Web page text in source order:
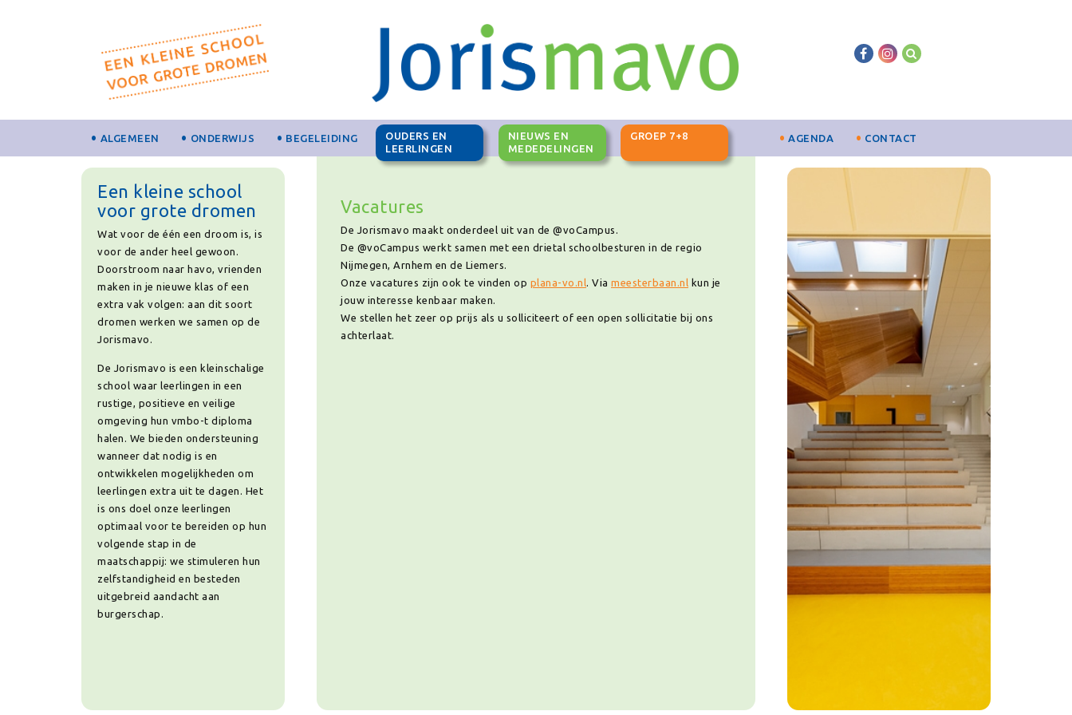
ALGEMEEN ONDERWIJS BEGELEIDING
OUDERS EN
LEERLINGEN
NIEUWS EN
MEDEDELINGEN
GROEP 7+8 AGENDA CONTACT
Een kleine school
voor grote dromen
Wat voor de één een droom is, is
voor de ander heel gewoon.
Doorstroom naar havo, vrienden
maken in je nieuwe klas of een
extra vak volgen: aan dit soort
dromen werken we samen op de
Jorismavo.
De Jorismavo is een kleinschalige
school waar leerlingen in een
rustige, positieve en veilige
omgeving hun vmbo-t diploma
halen. We bieden ondersteuning
wanneer dat nodig is en
ontwikkelen mogelijkheden om
leerlingen extra uit te dagen. Het
is ons doel onze leerlingen
optimaal voor te bereiden op hun
volgende stap in de
maatschappij: we stimuleren hun
zelfstandigheid en besteden
uitgebreid aandacht aan
burgerschap.
Vacatures
De Jorismavo maakt onderdeel uit van de @voCampus.
De @voCampus werkt samen met een drietal schoolbesturen in de regio
Nijmegen, Arnhem en de Liemers.
Onze vacatures zijn ook te vinden op plana-vo.nl. Via meesterbaan.nl kun je
jouw interesse kenbaar maken.
We stellen het zeer op prijs als u solliciteert of een open sollicitatie bij ons
achterlaat.